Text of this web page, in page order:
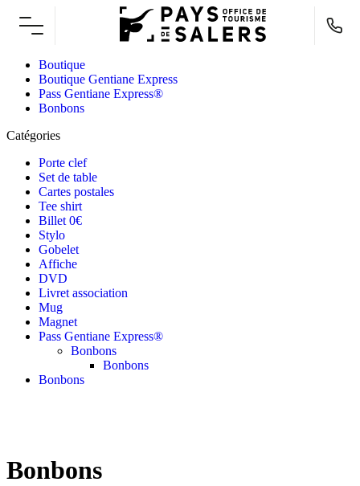
Boutique
Boutique Gentiane Express
Pass Gentiane Express®
Bonbons
Catégories
Porte clef
Set de table
Cartes postales
Tee shirt
Billet 0€
Stylo
Gobelet
Affiche
DVD
Livret association
Mug
Magnet
Pass Gentiane Express®
Bonbons
Bonbons
Bonbons
Bonbons